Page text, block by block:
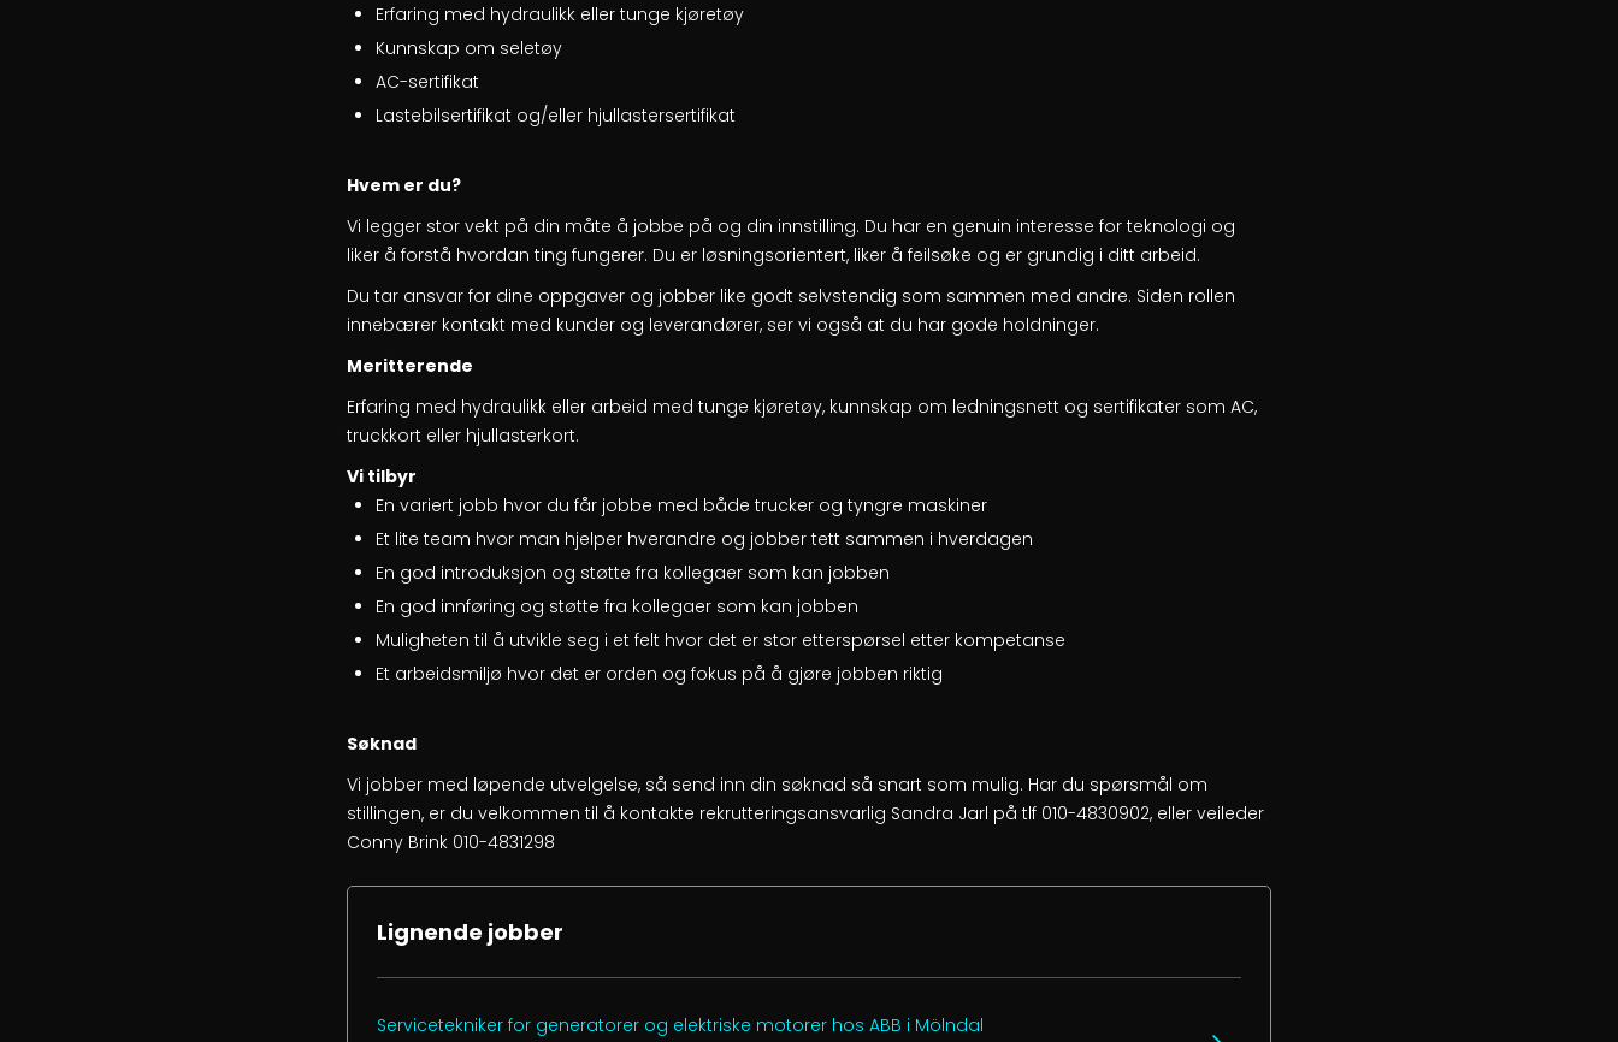
Erfaring med hydraulikk eller tunge kjøretøy
Kunnskap om seletøy
AC-sertifikat
Lastebilsertifikat og/eller hjullastersertifikat
Hvem er du?
Vi legger stor vekt på din måte å jobbe på og din innstilling. Du har en genuin interesse for teknologi og
liker å forstå hvordan ting fungerer. Du er løsningsorientert, liker å feilsøke og er grundig i ditt arbeid.
Du tar ansvar for dine oppgaver og jobber like godt selvstendig som sammen med andre. Siden rollen
innebærer kontakt med kunder og leverandører, ser vi også at du har gode holdninger.
Meritterende
Erfaring med hydraulikk eller arbeid med tunge kjøretøy, kunnskap om ledningsnett og sertifikater som AC,
truckkort eller hjullasterkort.
Vi tilbyr
En variert jobb hvor du får jobbe med både trucker og tyngre maskiner
Et lite team hvor man hjelper hverandre og jobber tett sammen i hverdagen
En god introduksjon og støtte fra kollegaer som kan jobben
En god innføring og støtte fra kollegaer som kan jobben
Muligheten til å utvikle seg i et felt hvor det er stor etterspørsel etter kompetanse
Et arbeidsmiljø hvor det er orden og fokus på å gjøre jobben riktig
Søknad
Vi jobber med løpende utvelgelse, så send inn din søknad så snart som mulig. Har du spørsmål om
stillingen, er du velkommen til å kontakte rekrutteringsansvarlig Sandra Jarl på tlf 010-4830902, eller veileder
Conny Brink 010-4831298
Lignende jobber
Servicetekniker for generatorer og elektriske motorer hos ABB i Mölndal